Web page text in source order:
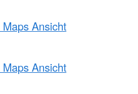
Ansicht
Ansicht